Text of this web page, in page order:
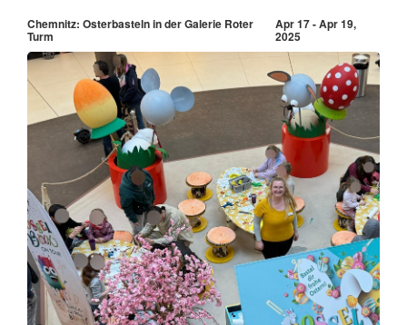
Chemnitz: Osterbasteln in der Galerie Roter
Turm
Apr 17 - Apr 19,
2025